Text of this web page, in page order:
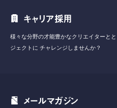
キャリア採用
様々な分野の才能豊かなクリエイターと
ジェクトに チャレンジしませんか？
メールマガジン